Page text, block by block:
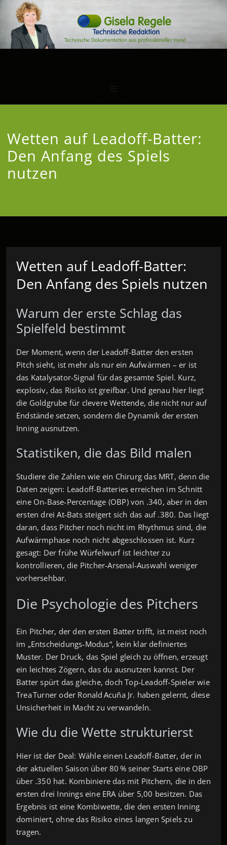
Wetten auf Leadoff-Batter:
Den Anfang des Spiels
nutzen
Wetten auf Leadoff-Batter:
Den Anfang des Spiels nutzen
Warum der erste Schlag das
Spielfeld bestimmt
Der Moment, wenn der Leadoff-Batter den ersten
Pitch sieht, ist mehr als nur ein Aufwärmen – er ist
das Katalysator‑Signal für das gesamte Spiel. Kurz,
explosiv, das Risiko ist greifbar. Und genau hier liegt
die Goldgrube für clevere Wettende, die nicht nur auf
Endstände setzen, sondern die Dynamik der ersten
Inning ausnutzen.
Statistiken, die das Bild malen
Studiere die Zahlen wie ein Chirurg das MRT, denn die
Daten zeigen: Leadoff-Batteries erreichen im Schnitt
eine On‑Base‑Percentage (OBP) von .340, aber in den
ersten drei At‑Bats steigert sich das auf .380. Das liegt
daran, dass Pitcher noch nicht im Rhythmus sind, die
Aufwärmphase noch nicht abgeschlossen ist. Kurz
gesagt: Der frühe Würfelwurf ist leichter zu
kontrollieren, die Pitcher‑Arsenal‑Auswahl weniger
vorhersehbar.
Die Psychologie des Pitchers
Ein Pitcher, der den ersten Batter trifft, ist meist noch
im „Entscheidungs‑Modus“, kein klar definiertes
Muster. Der Druck, das Spiel gleich zu öffnen, erzeugt
ein leichtes Zögern, das du ausnutzen kannst. Der
Batter spürt das gleiche, doch Top‑Leadoff‑Spieler wie
Trea Turner oder Ronald Acuña Jr. haben gelernt, diese
Unsicherheit in Macht zu verwandeln.
Wie du die Wette strukturierst
Hier ist der Deal: Wähle einen Leadoff-Batter, der in
der aktuellen Saison über 80 % seiner Starts eine OBP
über .350 hat. Kombiniere das mit Pitchern, die in den
ersten drei Innings eine ERA über 5,00 besitzen. Das
Ergebnis ist eine Kombiwette, die den ersten Inning
dominiert, ohne das Risiko eines langen Spiels zu
tragen.